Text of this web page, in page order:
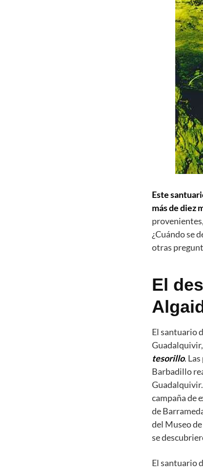
Este
más de diez
¿Cuándo se
otras
El
El santuario
tesorillo.
Barbadillo
campaña de
de
del Museo
se
El santuario